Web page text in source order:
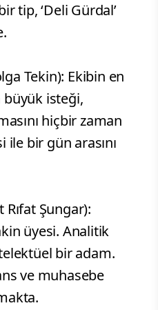
tip, ‘Deli Gürdal’
Tekin): Ekibin en
büyük isteği,
hiçbir zaman
bir gün arasını
Şungar):
üyesi. Analitik
bir adam.
ve muhasebe